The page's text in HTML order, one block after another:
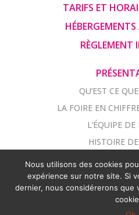
TARIFS ET
RÈGLEMENT
QU’EST CE
LA FOIRE EN
L’ÉQUIPE
HISTOIRE
LE PLAN DE
Nous utilisons des cookies
expérience sur notre site. Si
dernier, nous considérerons que